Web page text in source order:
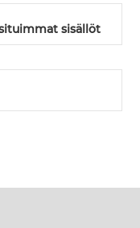
sisällöt